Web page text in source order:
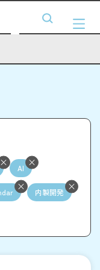
AI
内製開発